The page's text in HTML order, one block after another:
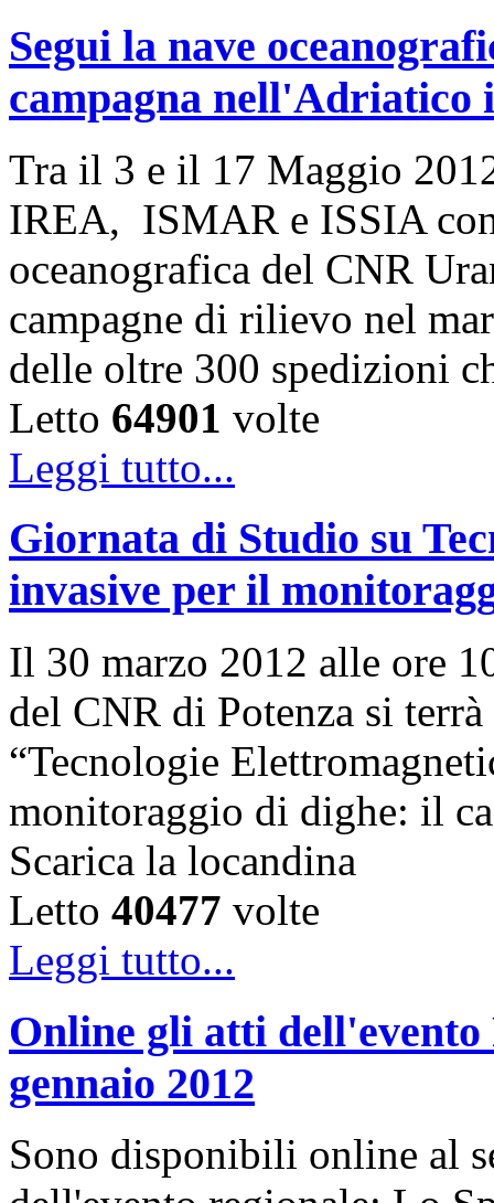
Segui la nave
campagna nell'Adriatico
Tra il 3 e il 17 Maggio
IREA, ISMAR e ISSIA
oceanografica del CNR
campagne di rilievo nel
delle oltre 300 spedizioni
Letto 64901 volte
Leggi tutto...
Giornata di Studio su
invasive per il
Il 30 marzo 2012 alle ore
del CNR di Potenza si
“Tecnologie
monitoraggio di dighe: il
Scarica la locandina
Letto 40477 volte
Leggi tutto...
Online gli atti
gennaio 2012
Sono disponibili online al